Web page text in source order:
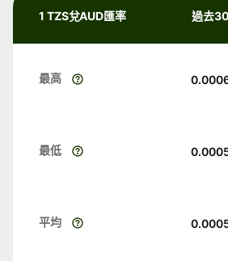
1 TZS兌AUD匯率 過去
最高
最低
平均